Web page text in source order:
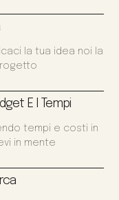
la tua idea noi la
E I Tempi
tempi e costi in
in mente